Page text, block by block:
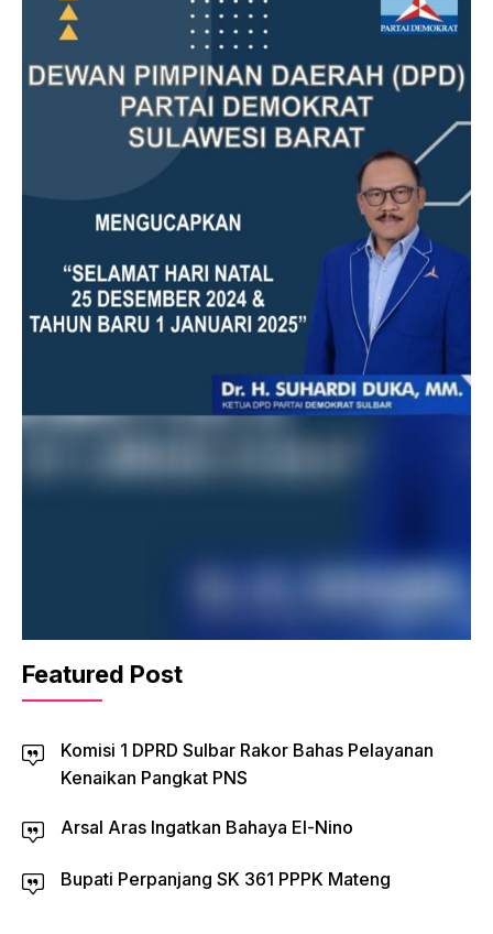
Featured Post
Komisi 1 DPRD Sulbar Rakor Bahas Pelayanan
Kenaikan Pangkat PNS
Arsal Aras Ingatkan Bahaya El-Nino
Bupati Perpanjang SK 361 PPPK Mateng